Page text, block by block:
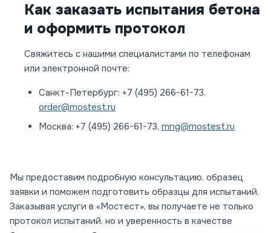
Как заказать испытания бетона
и оформить протокол
Свяжитесь с нашими специалистами по телефонам
или электронной почте:
Санкт-Петербург: +7 (495) 266-61-73,
order@mostest.ru
Москва: +7 (495) 266-61-73, mng@mostest.ru
Мы предоставим подробную консультацию, образец
заявки и поможем подготовить образцы для испытаний.
Заказывая услуги в «Мостест», вы получаете не только
протокол испытаний, но и уверенность в качестве